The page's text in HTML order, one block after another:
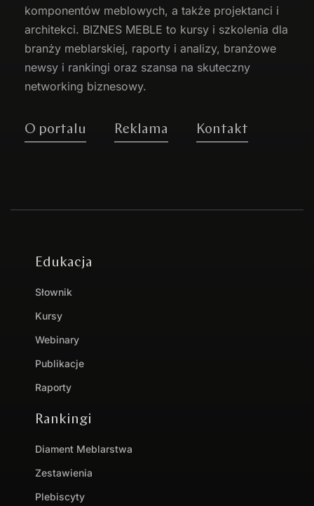
komponentów meblowych, a także projektanci i
architekci. BIZNES MEBLE to kursy i szkolenia dla
branży meblarskiej, raporty i analizy, branżowe
newsy i rankingi oraz szansa na skuteczny
networking biznesowy.
O portalu Reklama Kontakt
Edukacja
Słownik
Kursy
Webinary
Publikacje
Raporty
Rankingi
Diament Meblarstwa
Zestawienia
Plebiscyty